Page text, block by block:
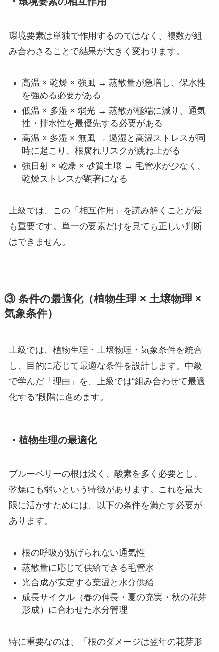
環境要素は単独で作用するのではなく、複数が組
み合わさることで結果が大きく変わります。
高温 × 乾燥 × 強風 → 蒸散量が急増し、保水性
を強める必要がある
低温 × 多湿 × 弱光 → 蒸散が極端に減り、通気
性・排水性を最優先する必要がある
高温 × 多湿 × 無風 → 過湿と高温ストレスが同
時に起こり、根腐れリスクが跳ね上がる
強日射 × 乾燥 × 砂質土壌 → 毛管水が少なく、
乾燥ストレスが顕著になる
上級では、この「相互作用」を読み解くことが最
も重要です。単一の要素だけを見ても正しい判断
はできません。
③ 条件の最適化（植物生理 × 土壌物理 ×
気象条件）
上級では、植物生理・土壌物理・気象条件を統合
し、目的に応じて最適な条件を設計します。中級
で学んだ「理由」を、上級では“組み合わせて最適
化する”段階に進めます。
・植物生理の最適化
ブルーベリーの根は浅く、酸素を多く必要とし、
乾燥にも弱いという特徴があります。これを最大
限に活かすためには、以下の条件を満たす必要が
あります。
根の呼吸が妨げられない通気性
蒸散量に応じて供給できる毛管水
光合成が安定する葉温と水分供給
成長サイクル（春の伸長・夏の充実・秋の花芽
形成）に合わせた水分管理
特に重要なのは、「根のダメージは翌年の花芽形